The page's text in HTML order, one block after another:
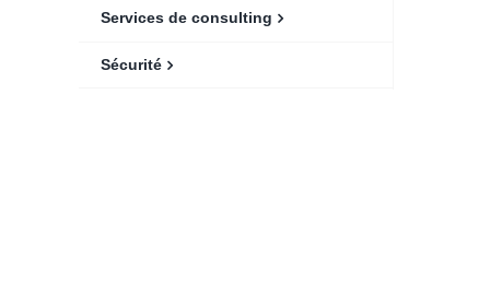
Services de consulting
Sécurité